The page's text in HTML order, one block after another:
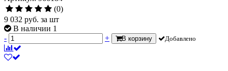
(0)
9 032 руб. за шт
В наличии 1
-
+ В корзину Добавлено